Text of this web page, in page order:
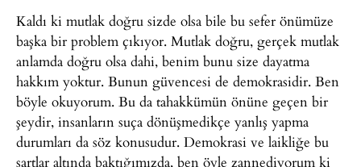
Kaldı ki mutlak doğru sizde olsa bile bu sefer önümüze
başka bir problem çıkıyor. Mutlak doğru, gerçek mutlak
anlamda doğru olsa dahi, benim bunu size dayatma
hakkım yoktur. Bunun güvencesi de demokrasidir. Ben
böyle okuyorum. Bu da tahakkümün önüne geçen bir
şeydir, insanların suça dönüşmedikçe yanlış yapma
durumları da söz konusudur. Demokrasi ve laikliğe bu
şartlar altında baktığımızda, ben öyle zannediyorum ki